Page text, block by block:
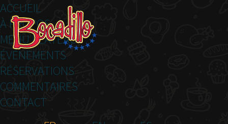
ACCUEIL
À PROPOS
MENU PLATEAU
ÉVÉNEMENTS
RÉSERVATIONS
COMMENTAIRES
CONTACT